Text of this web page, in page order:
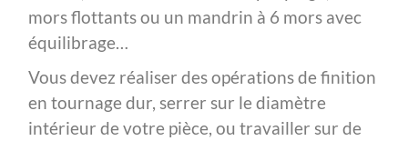
mors flottants ou un mandrin à 6 mors avec
équilibrage…
Vous devez réaliser des opérations de finition
en tournage dur, serrer sur le diamètre
intérieur de votre pièce, ou travailler sur de